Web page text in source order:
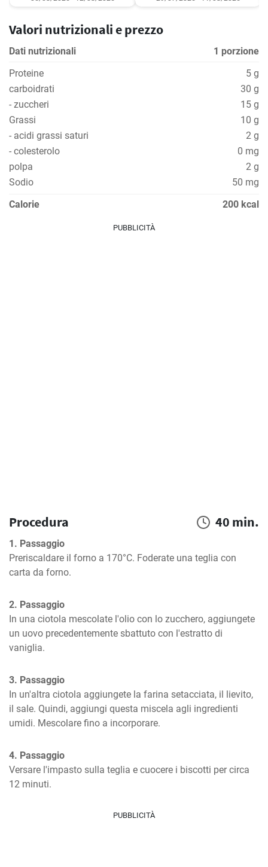
Valori nutrizionali e prezzo
Dati nutrizionali
1 porzione
Proteine
5 g
carboidrati
30 g
- zuccheri
15 g
Grassi
10 g
- acidi grassi saturi
2 g
- colesterolo
0 mg
polpa
2 g
Sodio
50 mg
Calorie
200 kcal
PUBBLICITÀ
Procedura 40 min.
1. Passaggio
Preriscaldare il forno a 170°C. Foderate una teglia con
carta da forno.
2. Passaggio
In una ciotola mescolate l'olio con lo zucchero, aggiungete
un uovo precedentemente sbattuto con l'estratto di
vaniglia.
3. Passaggio
In un'altra ciotola aggiungete la farina setacciata, il lievito,
il sale. Quindi, aggiungi questa miscela agli ingredienti
umidi. Mescolare fino a incorporare.
4. Passaggio
Versare l'impasto sulla teglia e cuocere i biscotti per circa
12 minuti.
PUBBLICITÀ